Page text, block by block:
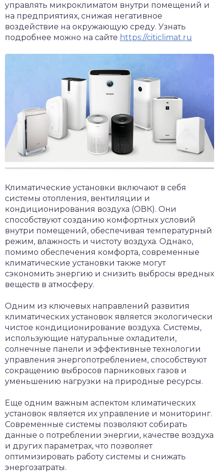
управлять микроклиматом внутри помещений и
на предприятиях, снижая негативное
воздействие на окружающую среду. Узнать
подробнее можно на сайте https://citiclimat.ru
Климатические установки включают в себя
системы отопления, вентиляции и
кондиционирования воздуха (ОВК). Они
способствуют созданию комфортных условий
внутри помещений, обеспечивая температурный
режим, влажность и чистоту воздуха. Однако,
помимо обеспечения комфорта, современные
климатические установки также могут
сэкономить энергию и снизить выбросы вредных
веществ в атмосферу.
Одним из ключевых направлений развития
климатических установок является экологически
чистое кондиционирование воздуха. Системы,
использующие натуральные охладители,
солнечные панели и эффективные технологии
управления энергопотреблением, способствуют
сокращению выбросов парниковых газов и
уменьшению нагрузки на природные ресурсы.
Еще одним важным аспектом климатических
установок является их управление и мониторинг.
Современные системы позволяют собирать
данные о потреблении энергии, качестве воздуха
и других параметрах, что позволяет
оптимизировать работу системы и снижать
энергозатраты.